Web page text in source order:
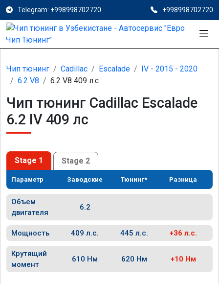
Telegram: +998998702720 +998998702720
Чип тюнинг Cadillac Escalade
IV - 2015 - 2020
6.2 V8
6.2 V8 409 л.с
Чип тюнинг Cadillac Escalade
6.2 IV 409 лс
Stage 1 Stage 2
Параметр Заводские Тюнинг* Разница
Объем
двигателя
6.2
Мощность 409 л.с. 445 л.с. +36 л.с.
Крутящий
момент
610 Нм 620 Нм +10 Нм